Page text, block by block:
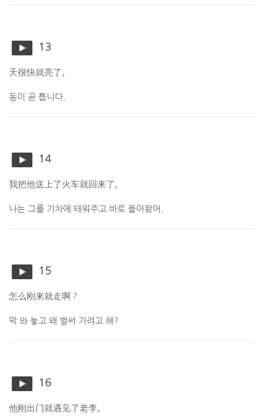
13
天很快就亮了。
동이 곧 틉니다.
14
我把他送上了火车就回来了。
나는 그를 기차에 태워주고 바로 돌아왔어.
15
怎么刚来就走啊？
막 와 놓고 왜 벌써 가려고 해?
16
他刚出门就遇见了老李。